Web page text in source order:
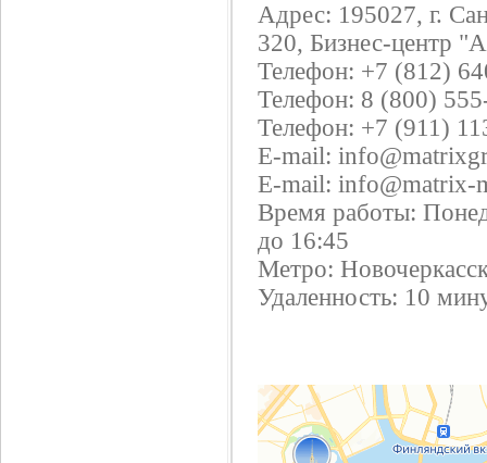
Адрес: 195027, г.
320, Бизнес-центр
Телефон: +7 (812)
Телефон: 8 (800)
Телефон: +7 (911)
E-mail:
E-mail: info@matrix-
Время работы:
до 16:45
Метро:
Удаленность: 10